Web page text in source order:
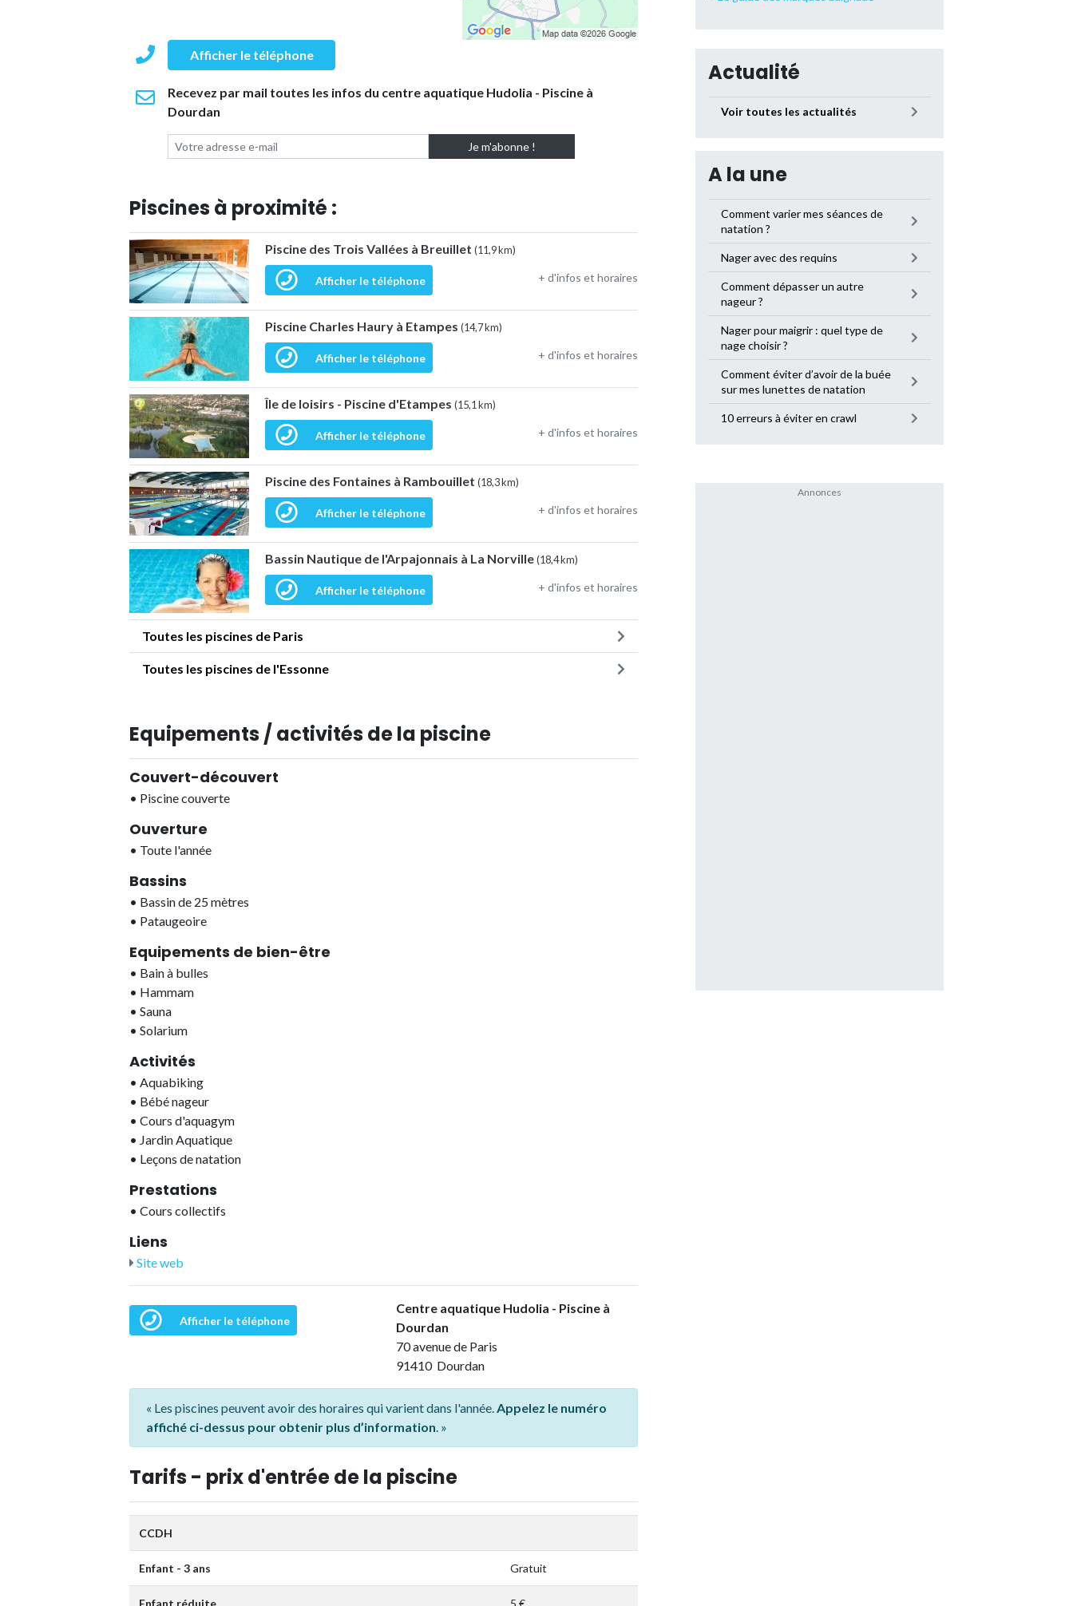
Afficher le téléphone
Recevez par mail toutes les infos du centre aquatique Hudolia - Piscine à
Dourdan
Piscines à proximité :
Piscine des Trois Vallées à Breuillet (11,9 km)
Afficher le téléphone + d'infos et horaires
Piscine Charles Haury à Etampes (14,7 km)
Afficher le téléphone + d'infos et horaires
Île de loisirs - Piscine d'Etampes (15,1 km)
Afficher le téléphone + d'infos et horaires
Piscine des Fontaines à Rambouillet (18,3 km)
Afficher le téléphone + d'infos et horaires
Bassin Nautique de l'Arpajonnais à La Norville(18,4 km)
Afficher le téléphone + d'infos et horaires
Toutes les piscines de Paris
Toutes les piscines de l'Essonne
Equipements / activités de la piscine
Couvert-découvert
• Piscine couverte
Ouverture
• Toute l'année
Bassins
• Bassin de 25 mètres
• Pataugeoire
Equipements de bien-être
• Bain à bulles
• Hammam
• Sauna
• Solarium
Activités
• Aquabiking
• Bébé nageur
• Cours d'aquagym
• Jardin Aquatique
• Leçons de natation
Prestations
• Cours collectifs
Liens
Site web
Afficher le téléphone
Centre aquatique Hudolia - Piscine à
Dourdan
70 avenue de Paris
91410 Dourdan
« Les piscines peuvent avoir des horaires qui varient dans l'année.Appelez le numéro
affiché ci-dessus pour obtenir plus d’information. »
Tarifs - prix d'entrée de la piscine
CCDH
Enfant - 3 ans Gratuit
Enfant réduite 5 €
Actualité
Voir toutes les actualités
A la une
Comment varier mes séances de
natation ?
Nager avec des requins
Comment dépasser un autre
nageur ?
Nager pour maigrir : quel type de
nage choisir ?
Comment éviter d’avoir de la buée
sur mes lunettes de natation
10 erreurs à éviter en crawl